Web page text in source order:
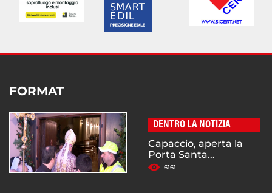
FORMAT
DENTRO LA NOTIZIA
Capaccio, aperta la
Porta Santa...
6161